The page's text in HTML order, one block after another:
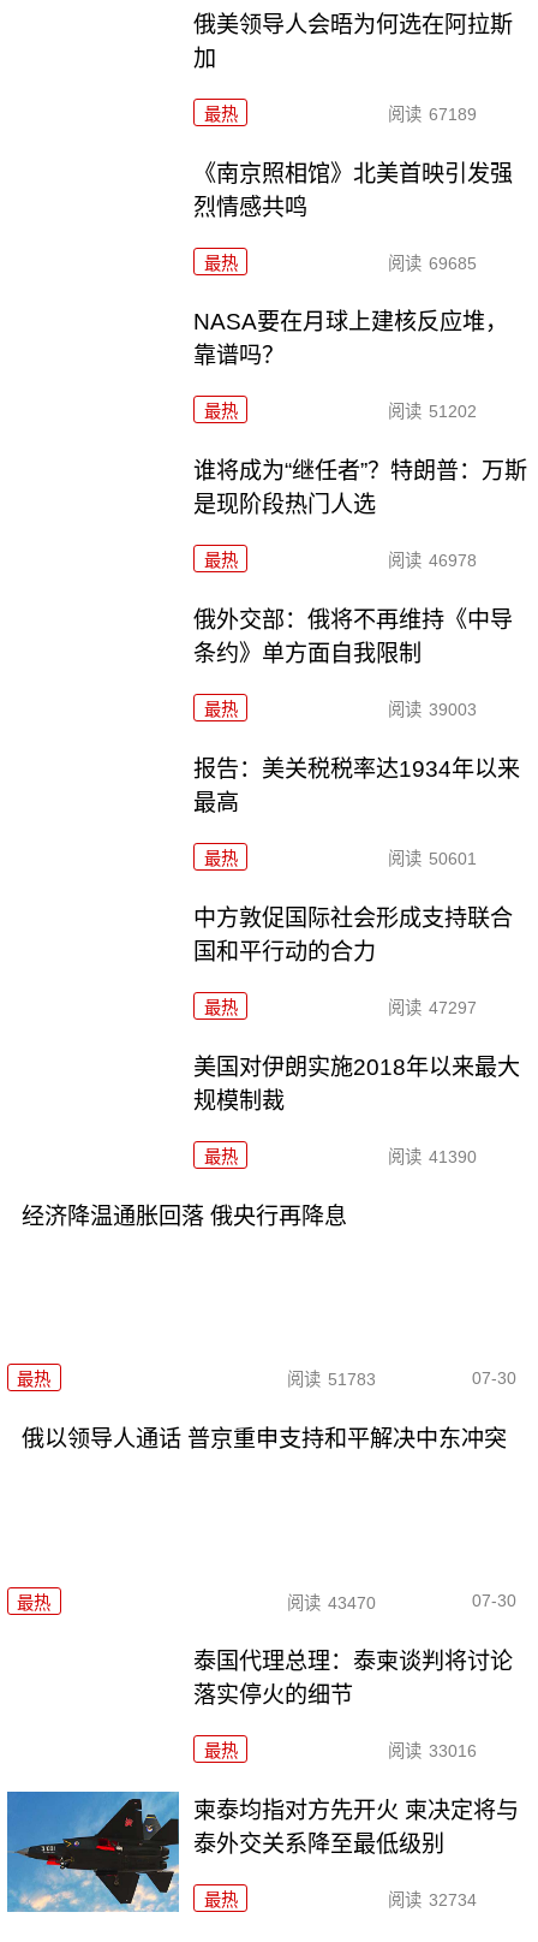
俄美领导人会晤为何选在阿拉斯
加
最热 阅读 67189
《南京照相馆》北美首映引发强
烈情感共鸣
最热 阅读 69685
NASA要在月球上建核反应堆，
靠谱吗？
最热 阅读 51202
谁将成为“继任者”？特朗普：万斯
是现阶段热门人选
最热 阅读 46978
俄外交部：俄将不再维持《中导
条约》单方面自我限制
最热 阅读 39003
报告：美关税税率达1934年以来
最高
最热 阅读 50601
中方敦促国际社会形成支持联合
国和平行动的合力
最热 阅读 47297
美国对伊朗实施2018年以来最大
规模制裁
最热 阅读 41390
经济降温通胀回落 俄央行再降息
最热 阅读 51783 07-30
俄以领导人通话 普京重申支持和平解决中东冲突
最热 阅读 43470 07-30
泰国代理总理：泰柬谈判将讨论
落实停火的细节
最热 阅读 33016
柬泰均指对方先开火 柬决定将与
泰外交关系降至最低级别
最热 阅读 32734